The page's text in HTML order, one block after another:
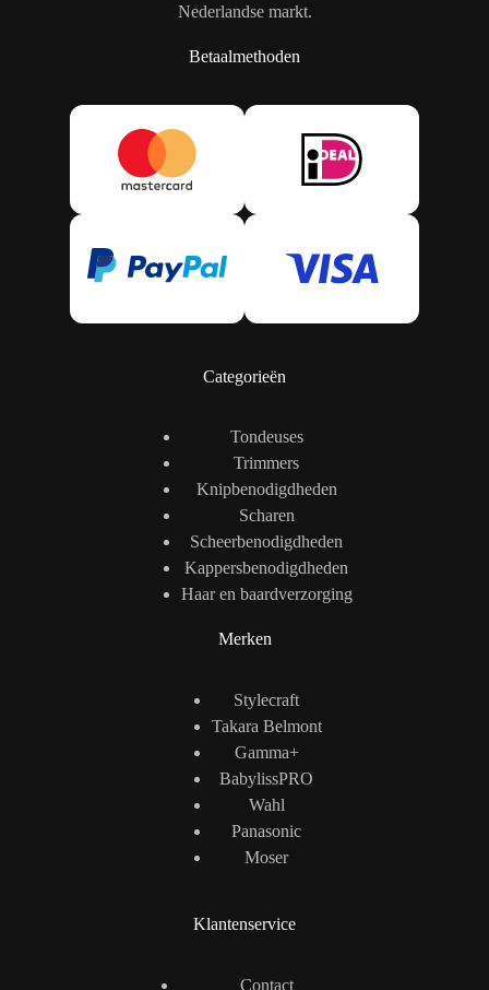
Nederlandse markt.
Betaalmethoden
Categorieën
Tondeuses
Trimmers
Knipbenodigdheden
Scharen
Scheerbenodigdheden
Kappersbenodigdheden
Haar en baardverzorging
Merken
Stylecraft
Takara Belmont
Gamma+
BabylissPRO
Wahl
Panasonic
Moser
Klantenservice
Contact